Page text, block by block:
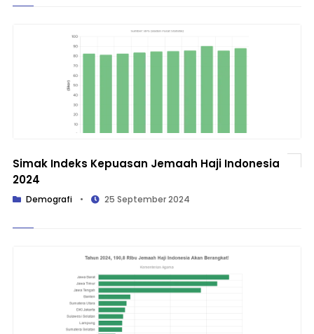
Simak Indeks Kepuasan Jemaah Haji Indonesia
2024
Demografi • 25 September 2024